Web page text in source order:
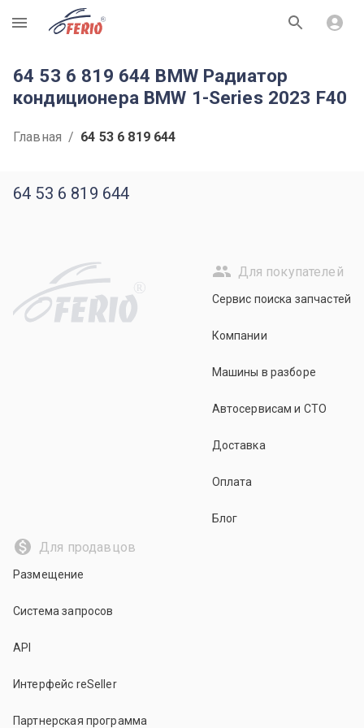
R
64 53 6 819 644 BMW Радиатор
кондиционера BMW 1-Series 2023 F40
Главная / 64 53 6 819 644
64 53 6 819 644
R
Для покупателей
Сервис поиска запчастей
Компании
Машины в разборе
Автосервисам и СТО
Доставка
Оплата
Блог
Для продавцов
Размещение
Система запросов
API
Интерфейс reSeller
Партнерская программа